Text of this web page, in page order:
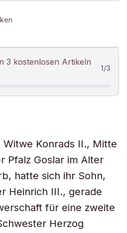
3 kostenlosen Artikeln
1/3
Witwe Konrads II., Mitte
Pfalz Goslar im Alter
hatte sich ihr Sohn,
Heinrich III., gerade
für eine zweite
Herzog